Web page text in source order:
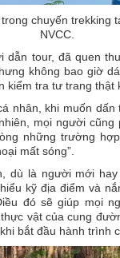
chuyến trekking
NVCC.
dẫn tour, đã quen
không bao giờ
kiểm tra tư trang thật
nhân, khi muốn dấn
mọi người cũng
những trường
mất sóng”.
dù là người mới
kỹ địa điểm và
đó sẽ giúp mọi
vật của cung
bắt đầu hành trình